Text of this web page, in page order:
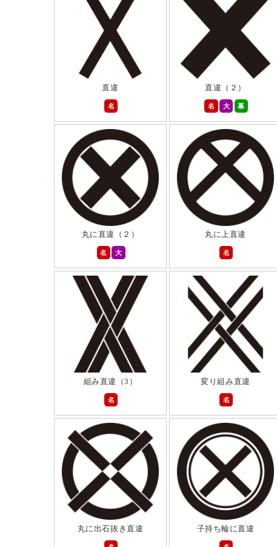
直違
名
直違（２）
名
大 幕
丸に直違（２）
名
大
丸に上直違
名
組み直違（3）
名
変り組み直違
名
丸に出石抜き直違
子持ち輪に直違